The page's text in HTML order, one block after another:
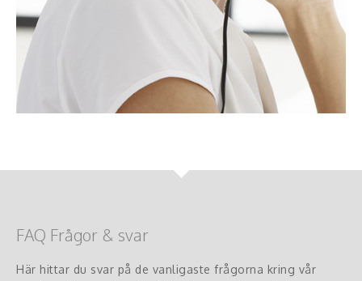
FAQ Frågor & svar
Här hittar du svar på de vanligaste frågorna kring vår